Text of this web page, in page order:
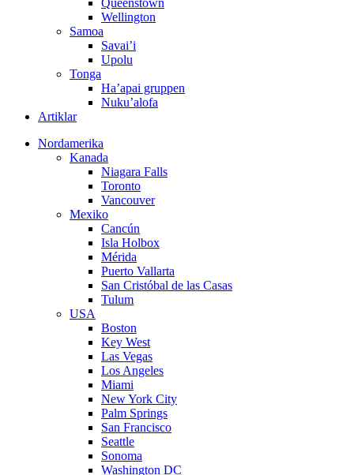
Wellington
Samoa
Savai’i
Upolu
Tonga
Ha’apai gruppen
Nuku’alofa
Artiklar
Nordamerika
Kanada
Niagara Falls
Toronto
Vancouver
Mexiko
Cancún
Isla Holbox
Mérida
Puerto Vallarta
San Cristóbal de las Casas
Tulum
USA
Boston
Key West
Las Vegas
Los Angeles
Miami
New York City
Palm Springs
San Francisco
Seattle
Sonoma
Washington DC